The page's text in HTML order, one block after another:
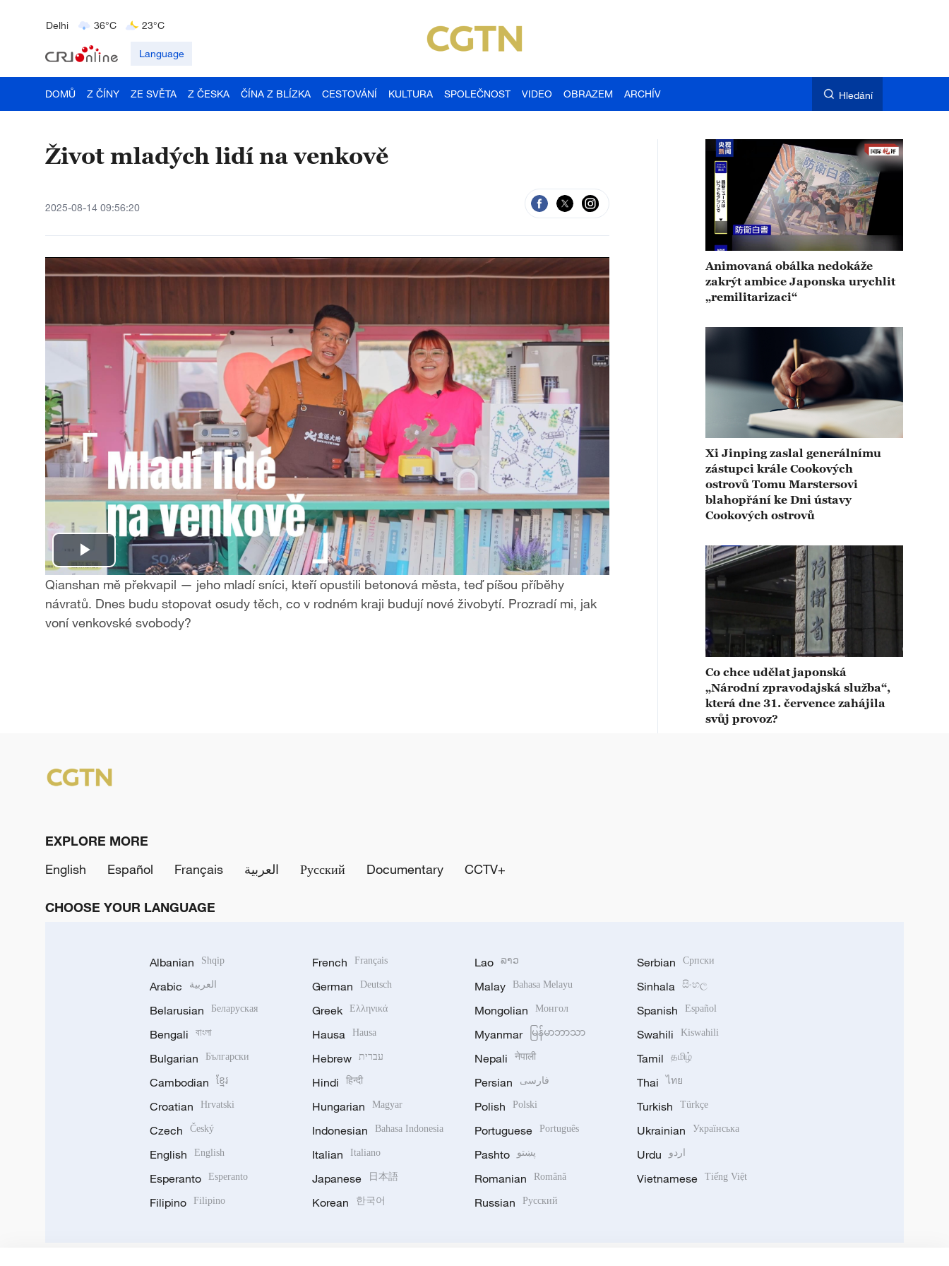
Hyderabad
42°C
Language
DOMŮ Z ČÍNY ZE SVĚTA Z ČESKA ČÍNA Z BLÍZKA CESTOVÁNÍ KULTURA SPOLEČNOST VIDEO OBRAZEM ARCHÍV Hledání
​​Život mladých lidí na venkově
2025-08-14 09:56:20
P
l
a
e
Qianshan mě překvapil — jeho mladí sníci, kteří opustili betonová města, teď píšou příběhy
návratů. Dnes budu stopovat osudy těch, co v rodném kraji budují nové živobytí. Prozradí mi, jak
voní venkovské svobody?
Animovaná obálka nedokáže
zakrýt ambice Japonska urychlit
„remilitarizaci“
Xi Jinping zaslal generálnímu
zástupci krále Cookových
ostrovů Tomu Marstersovi
blahopřání ke Dni ústavy
Cookových ostrovů
Co chce udělat japonská
„Národní zpravodajská služba“,
která dne 31. července zahájila
svůj provoz?
EXPLORE MORE
English
Español Français العربية Русский Documentary CCTV+
CHOOSE YOUR LANGUAGE
Albanian Shqip
Arabic العربية
Belarusian Беларуская
Bengali বাংলা
Bulgarian Български
Cambodian ខ្មែរ
Croatian Hrvatski
Czech Český
English English
Esperanto Esperanto
Filipino Filipino
French Français
German Deutsch
Greek Ελληνικά
Hausa Hausa
Hebrew עברית
Hindi हिन्दी
Hungarian Magyar
Indonesian Bahasa Indonesia
Italian Italiano
Japanese 日本語
Korean 한국어
Lao ລາວ
Malay Bahasa Melayu
Mongolian Монгол
Myanmar မြန်မာဘာသာ
Nepali नेपाली
Persian فارسی
Polish Polski
Portuguese Português
Pashto پښتو
Romanian Română
Russian Русский
Serbian Српски
Sinhala සිංහල
Spanish Español
Swahili Kiswahili
Tamil தமிழ்
Thai ไทย
Turkish Türkçe
Ukrainian Українська
Urdu اردو
Vietnamese Tiếng Việt